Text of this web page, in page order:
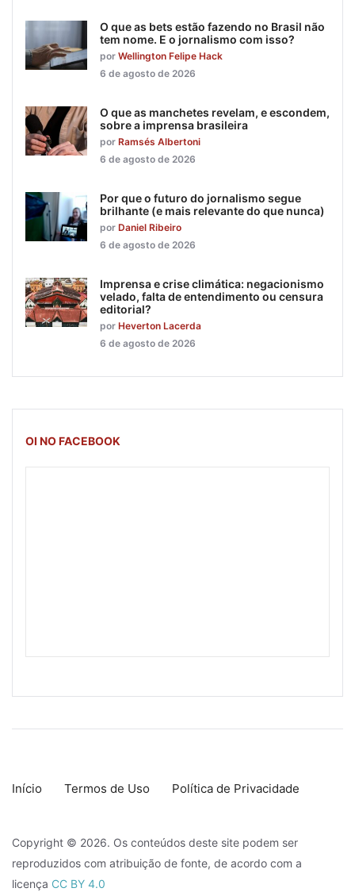
O que as bets estão fazendo no Brasil não
tem nome. E o jornalismo com isso?
por Wellington Felipe Hack
6 de agosto de 2026
O que as manchetes revelam, e escondem,
sobre a imprensa brasileira
por Ramsés Albertoni
6 de agosto de 2026
Por que o futuro do jornalismo segue
brilhante (e mais relevante do que nunca)
por Daniel Ribeiro
6 de agosto de 2026
Imprensa e crise climática: negacionismo
velado, falta de entendimento ou censura
editorial?
por Heverton Lacerda
6 de agosto de 2026
OI NO FACEBOOK
Início Termos de Uso Política de Privacidade
Copyright © 2026. Os conteúdos deste site podem ser
reproduzidos com atribuição de fonte, de acordo com a
licença CC BY 4.0